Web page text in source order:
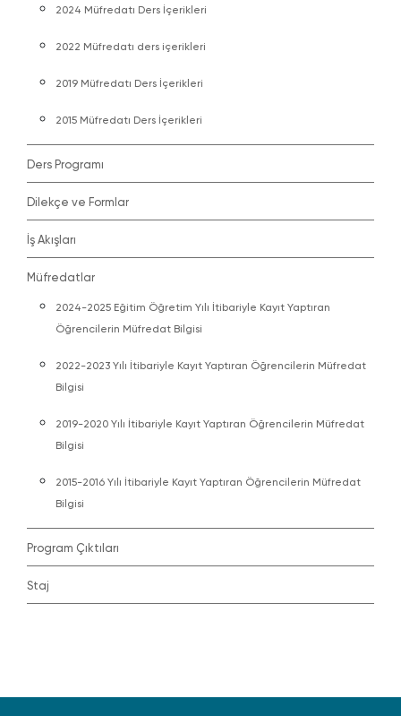
2024 Müfredatı Ders İçerikleri
2022 Müfredatı ders içerikleri
2019 Müfredatı Ders İçerikleri
2015 Müfredatı Ders İçerikleri
Ders Programı
Dilekçe ve Formlar
İş Akışları
Müfredatlar
2024-2025 Eğitim Öğretim Yılı İtibariyle Kayıt Yaptıran
Öğrencilerin Müfredat Bilgisi
2022-2023 Yılı İtibariyle Kayıt Yaptıran Öğrencilerin Müfredat
Bilgisi
2019-2020 Yılı İtibariyle Kayıt Yaptıran Öğrencilerin Müfredat
Bilgisi
2015-2016 Yılı İtibariyle Kayıt Yaptıran Öğrencilerin Müfredat
Bilgisi
Program Çıktıları
Staj